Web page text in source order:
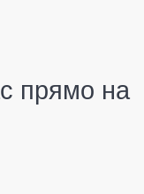
прямо на